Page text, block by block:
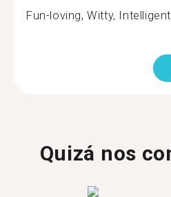
Fun-loving, Witty,
Quizá nos